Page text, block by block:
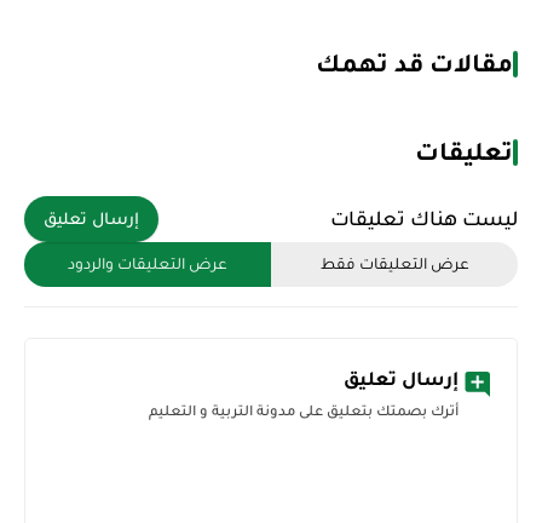
مقالات قد تهمك
تعليقات
ليست هناك تعليقات إرسال تعليق
عرض التعليقات فقط عرض التعليقات والردود
إرسال تعليق
أترك بصمتك بتعليق على مدونة التربية و التعليم